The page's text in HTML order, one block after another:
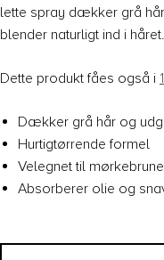
lette spray dækker grå
blender naturligt ind i håret.
Dette produkt fåes også i
Dækker grå hår og
Hurtigtørrende formel
Velegnet til
Absorberer olie og